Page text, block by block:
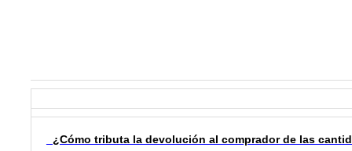
¿Cómo tributa la devolución al comprador de las